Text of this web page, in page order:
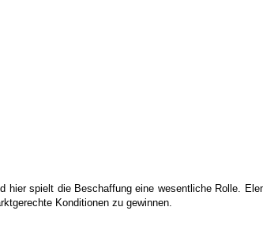
spielt die Beschaffung eine wesentliche Rolle.
Konditionen zu gewinnen.